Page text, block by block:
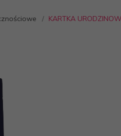
KARTKA